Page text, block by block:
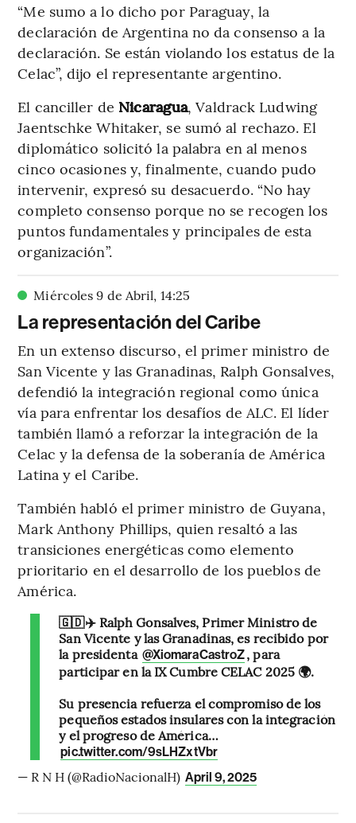
“Me sumo a lo dicho por Paraguay, la
declaración de Argentina no da consenso a la
declaración. Se están violando los estatus de la
Celac”, dijo el representante argentino.
El canciller de Nicaragua, Valdrack Ludwing
Jaentschke Whitaker, se sumó al rechazo. El
diplomático solicitó la palabra en al menos
cinco ocasiones y, finalmente, cuando pudo
intervenir, expresó su desacuerdo. “No hay
completo consenso porque no se recogen los
puntos fundamentales y principales de esta
organización”.
Miércoles 9 de Abril, 14:25
La representación del Caribe
En un extenso discurso, el primer ministro de
San Vicente y las Granadinas, Ralph Gonsalves,
defendió la integración regional como única
vía para enfrentar los desafíos de ALC. El líder
también llamó a reforzar la integración de la
Celac y la defensa de la soberanía de América
Latina y el Caribe.
También habló el primer ministro de Guyana,
Mark Anthony Phillips, quien resaltó a las
transiciones energéticas como elemento
prioritario en el desarrollo de los pueblos de
América.
🇬🇩✈️ Ralph Gonsalves, Primer Ministro de
San Vicente y las Granadinas, es recibido por
la presidenta @XiomaraCastroZ, para
participar en la IX Cumbre CELAC 2025 🌍.
Su presencia refuerza el compromiso de los
pequeños estados insulares con la integración
y el progreso de América…
pic.twitter.com/9sLHZxtVbr
— R N H (@RadioNacionalH) April 9, 2025